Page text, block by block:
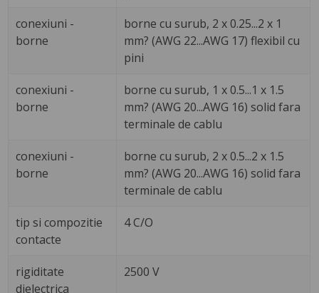
conexiuni -
borne
borne cu surub, 2 x 0.25...2 x 1
mm? (AWG 22...AWG 17) flexibil cu
pini
conexiuni -
borne
borne cu surub, 1 x 0.5...1 x 1.5
mm? (AWG 20...AWG 16) solid fara
terminale de cablu
conexiuni -
borne
borne cu surub, 2 x 0.5...2 x 1.5
mm? (AWG 20...AWG 16) solid fara
terminale de cablu
tip si compozitie
contacte
4 C/O
rigiditate
dielectrica
2500 V